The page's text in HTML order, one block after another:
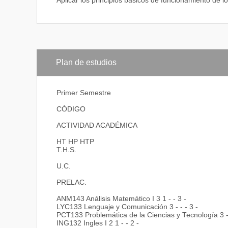
Plan de estudios
Primer Semestre
CÓDIGO
ACTIVIDAD ACADÉMICA
HT HP HTP
T.H.S.
U.C.
PRELAC.
ANM143 Análisis Matemático I 3 1 - - 3 -
LYC133 Lenguaje y Comunicación 3 - - - 3 -
PCT133 Problemática de la Ciencias y Tecnología 3
ING132 Ingles I 2 1 - - 2 -